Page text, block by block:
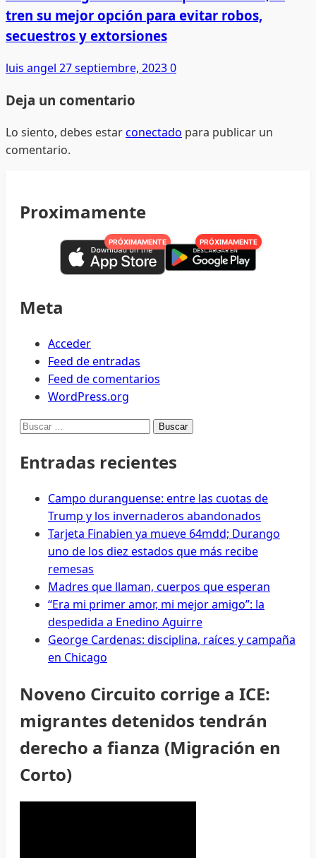
tren su mejor opción para evitar robos,
secuestros y extorsiones
luis angel 27 septiembre, 20230
Deja un comentario
Lo siento, debes estarconectado para publicar un
comentario.
Proximamente
PRÓXIMAMENTE PRÓXIMAMENTE
Meta
Acceder
Feed de entradas
Feed de comentarios
WordPress.org
Buscar:
Entradas recientes
Campo duranguense: entre las cuotas de
Trump y los invernaderos abandonados
Tarjeta Finabien ya mueve 64mdd; Durango
uno de los diez estados que más recibe
remesas
Madres que llaman, cuerpos que esperan
“Era mi primer amor, mi mejor amigo”: la
despedida a Enedino Aguirre
George Cardenas: disciplina, raíces y campaña
en Chicago
Noveno Circuito corrige a ICE:
migrantes detenidos tendrán
derecho a fianza (Migración en
Corto)